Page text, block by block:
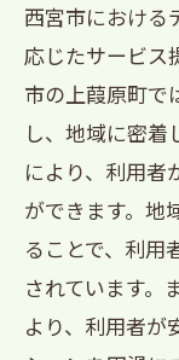
西宮市における
応じたサービス
市の上葭原町で
し、地域に密着
により、利用者
ができます。地
ることで、利用
されています。
より、利用者が